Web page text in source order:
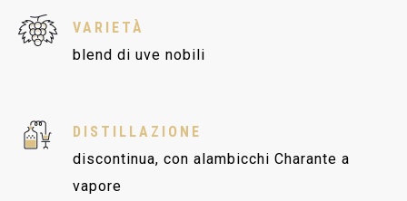
VARIETÀ
blend di uve nobili
DISTILLAZIONE
discontinua, con alambicchi Charante a
vapore